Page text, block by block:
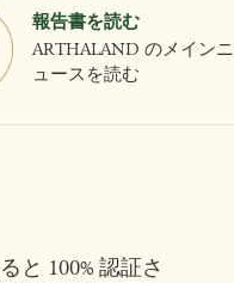
報告書を読む
ARTHALAND のメインニ
ュースを読む
と 100% 認証さ